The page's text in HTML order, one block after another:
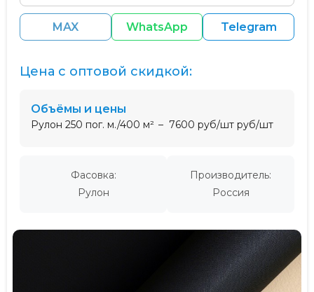
MAX WhatsApp Telegram
Фасовка:
Рулон
Производитель:
Россия
Цена с оптовой скидкой:
Объёмы и цены
Рулон 250 пог. м./400 м² 7600 руб/шт руб/шт